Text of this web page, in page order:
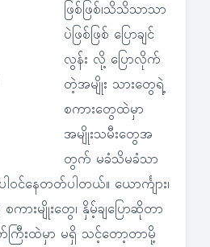
ဖြစ်ဖြစ်၊သိသိသာသာ
ပဲဖြစ်ဖြစ် ပြောချင်
လွန်း လို့ ပြောလိုက်
တဲ့အမျိုး သားတွေရဲ့
စကားတွေထဲမှာ
အမျိုးသမီးတွေအ
တွက် မခံသိမခံသာ
ဝင်နေတတ်ပါတယ်။ ယောင်္ကျား၊
ားမျိုးတွေ၊ နှိမ့်ချပြောဆိုတာ
ကြီးထဲမှာ မရှိ သင့်တော့တာမို့